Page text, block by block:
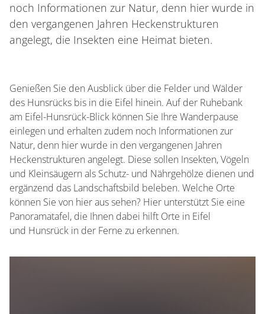
noch Informationen zur Natur, denn hier wurde in
den vergangenen Jahren Heckenstrukturen
angelegt, die Insekten eine Heimat bieten.
Genießen Sie den Ausblick über die Felder und Wälder
des Hunsrücks bis in die Eifel hinein. Auf der Ruhebank
am Eifel-Hunsrück-Blick können Sie Ihre Wanderpause
einlegen und erhalten zudem noch Informationen zur
Natur, denn hier wurde in den vergangenen Jahren
Heckenstrukturen angelegt. Diese sollen Insekten, Vögeln
und Kleinsäugern als Schutz- und Nährgehölze dienen und
ergänzend das Landschaftsbild beleben. Welche Orte
können Sie von hier aus sehen? Hier unterstützt Sie eine
Panoramatafel, die Ihnen dabei hilft Orte in Eifel
und Hunsrück in der Ferne zu erkennen.